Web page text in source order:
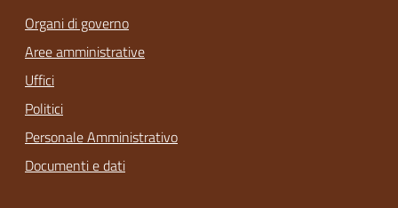
Organi di governo
Aree amministrative
Uffici
Politici
Personale Amministrativo
Documenti e dati